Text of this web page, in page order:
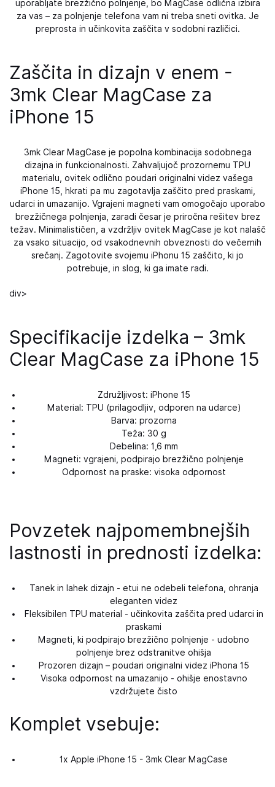
uporabljate brezžično polnjenje, bo MagCase odlična izbira
za vas – za polnjenje telefona vam ni treba sneti ovitka. Je
preprosta in učinkovita zaščita v sodobni različici.
Zaščita in dizajn v enem -
3mk Clear MagCase za
iPhone 15
3mk Clear MagCase je popolna kombinacija sodobnega
dizajna in funkcionalnosti. Zahvaljujoč prozornemu TPU
materialu, ovitek odlično poudari originalni videz vašega
iPhone 15, hkrati pa mu zagotavlja zaščito pred praskami,
udarci in umazanijo. Vgrajeni magneti vam omogočajo uporabo
brezžičnega polnjenja, zaradi česar je priročna rešitev brez
težav. Minimalističen, a vzdržljiv ovitek MagCase je kot nalašč
za vsako situacijo, od vsakodnevnih obveznosti do večernih
srečanj. Zagotovite svojemu iPhonu 15 zaščito, ki jo
potrebuje, in slog, ki ga imate radi.
div>
Specifikacije izdelka – 3mk
Clear MagCase za iPhone 15
Združljivost: iPhone 15
Material: TPU (prilagodljiv, odporen na udarce)
Barva: prozorna
Teža: 30 g
Debelina: 1,6 mm
Magneti: vgrajeni, podpirajo brezžično polnjenje
Odpornost na praske: visoka odpornost
Povzetek najpomembnejših
lastnosti in prednosti izdelka:
Tanek in lahek dizajn - etui ne odebeli telefona, ohranja
eleganten videz
Fleksibilen TPU material - učinkovita zaščita pred udarci in
praskami
Magneti, ki podpirajo brezžično polnjenje - udobno
polnjenje brez odstranitve ohišja
Prozoren dizajn – poudari originalni videz iPhona 15
Visoka odpornost na umazanijo - ohišje enostavno
vzdržujete čisto
Komplet vsebuje:
1x Apple iPhone 15 - 3mk Clear MagCase